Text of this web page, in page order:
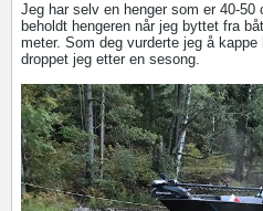
Jeg har selv en henger som er 40-
beholdt hengeren når jeg byttet fra
meter. Som deg vurderte jeg å
droppet jeg etter en sesong.